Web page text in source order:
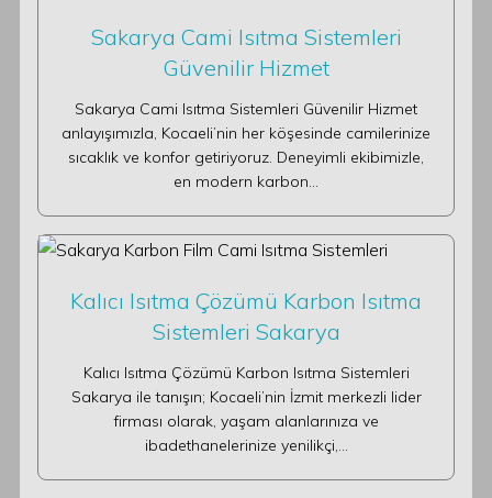
Sakarya Cami Isıtma Sistemleri
Güvenilir Hizmet
Sakarya Cami Isıtma Sistemleri Güvenilir Hizmet
anlayışımızla, Kocaeli’nin her köşesinde camilerinize
sıcaklık ve konfor getiriyoruz. Deneyimli ekibimizle,
en modern karbon…
Kalıcı Isıtma Çözümü Karbon Isıtma
Sistemleri Sakarya
Kalıcı Isıtma Çözümü Karbon Isıtma Sistemleri
Sakarya ile tanışın; Kocaeli’nin İzmit merkezli lider
firması olarak, yaşam alanlarınıza ve
ibadethanelerinize yenilikçi,…